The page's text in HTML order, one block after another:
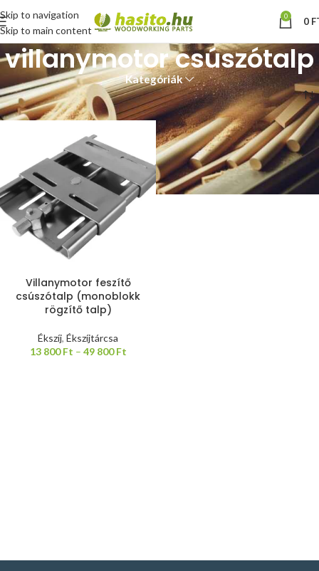
Skip to navigation
Skip to main content
0 0
villanymotor csúszótalp
Kategóriák
Kezdőlap “villanymotor csúszótalp” címkével rendelkező termékek
Villanymotor feszítő
csúszótalp (monoblokk
rögzítő talp)
Ékszíj, Ékszíjtárcsa
13 800Ft – 49 800Ft